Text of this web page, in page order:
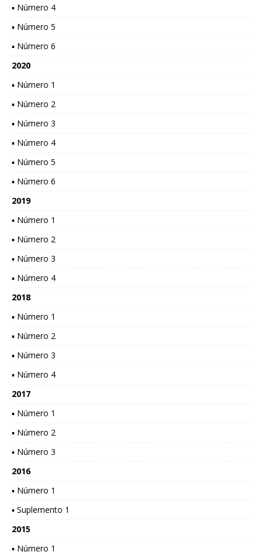
▪ Número 4
▪ Número 5
▪ Número 6
2020
▪ Número 1
▪ Número 2
▪ Número 3
▪ Número 4
▪ Número 5
▪ Número 6
2019
▪ Número 1
▪ Número 2
▪ Número 3
▪ Número 4
2018
▪ Número 1
▪ Número 2
▪ Número 3
▪ Número 4
2017
▪ Número 1
▪ Número 2
▪ Número 3
2016
▪ Número 1
▪ Suplemento 1
2015
▪ Número 1